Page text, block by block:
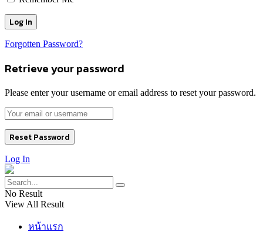
Forgotten Password?
Retrieve your password
Please enter your username or email address to reset your password.
Log In
No Result
View All Result
หน้าแรก